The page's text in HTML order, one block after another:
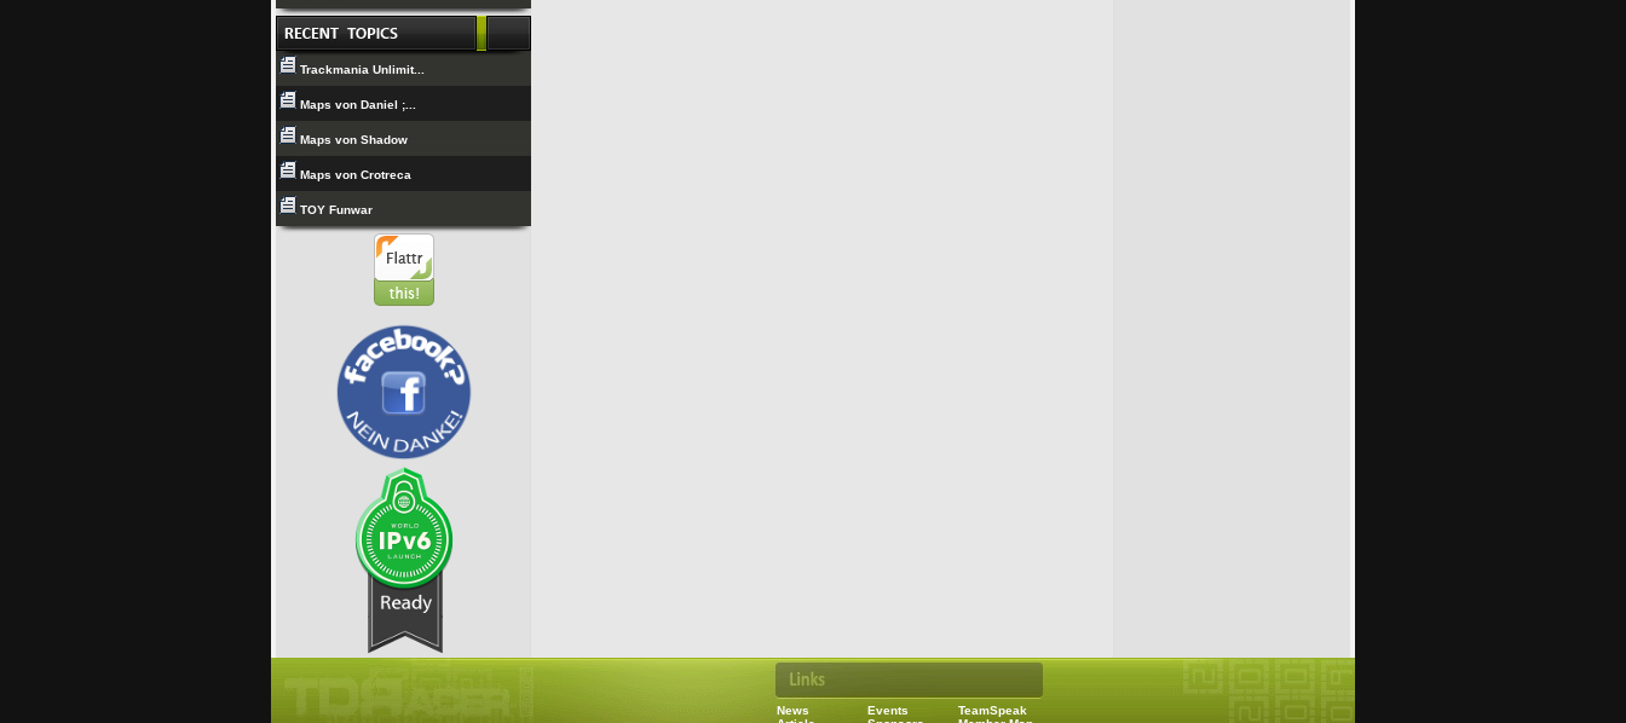
Trackmania Unlimit...
Maps von Daniel ;...
Maps von Shadow
Maps von Crotreca
TOY Funwar
News
Events
TeamSpeak